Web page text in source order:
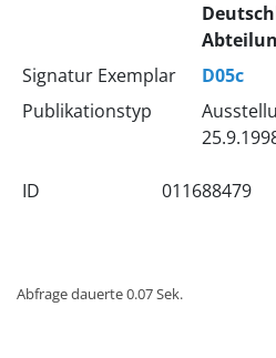
Signatur Exemplar
D05c
Publikationstyp
ID 011688479
Abfrage dauerte 0.07 Sek.